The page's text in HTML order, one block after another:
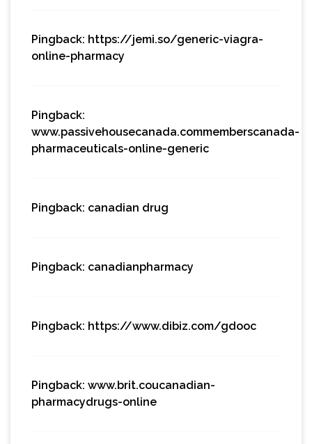
Pingback: https://jemi.so/generic-viagra-
online-pharmacy
Pingback:
www.passivehousecanada.commemberscanada-
pharmaceuticals-online-generic
Pingback: canadian drug
Pingback: canadianpharmacy
Pingback: https://www.dibiz.com/gdooc
Pingback: www.brit.coucanadian-
pharmacydrugs-online